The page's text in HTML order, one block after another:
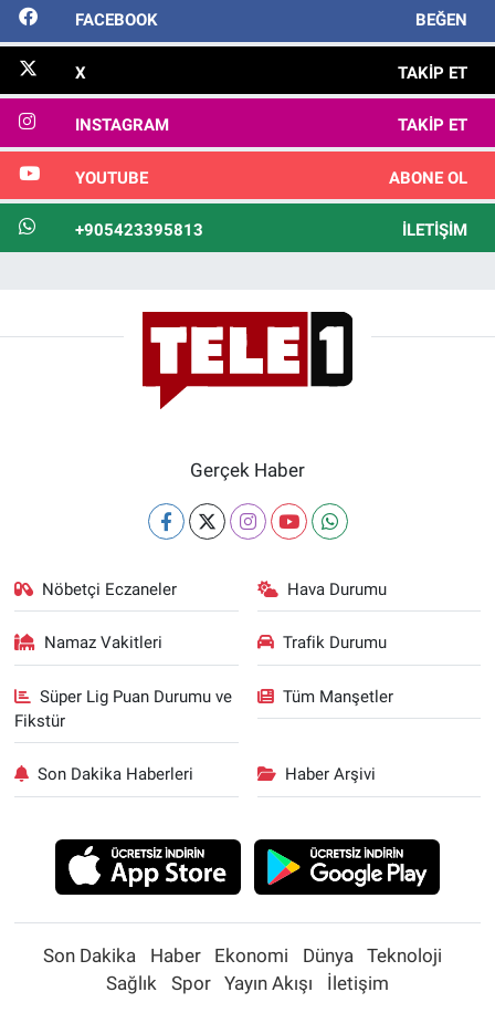
FACEBOOK BEĞEN
X TAKIP ET
INSTAGRAM TAKIP ET
YOUTUBE ABONE OL
+905423395813 İLETIŞIM
Gerçek Haber
Nöbetçi Eczaneler Hava Durumu
Namaz Vakitleri Trafik Durumu
Süper Lig Puan Durumu ve
Fikstür
Tüm Manşetler
Son Dakika Haberleri Haber Arşivi
Son Dakika Haber Ekonomi Dünya
Teknoloji
Sağlık
Spor Yayın Akışı İletişim